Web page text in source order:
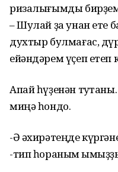
ризалығымды
– Шулай ҙа унан ете
духтыр булмағас,
ейәндәрем үҫеп етеп
Апай һүҙенән
миңә һондо.
-Ә әхирәтеңде
-тип һораным ҡымыҙҙы